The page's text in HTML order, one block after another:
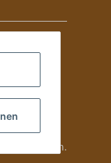
nicht möglich.